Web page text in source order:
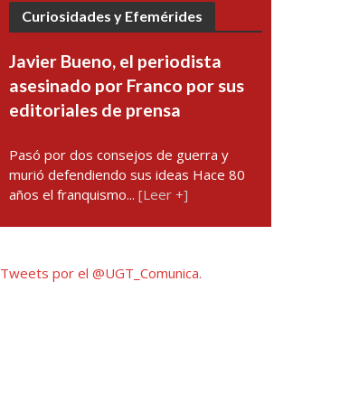
Curiosidades y Efemérides
Javier Bueno, el periodista
asesinado por Franco por sus
editoriales de prensa
Pasó por dos consejos de guerra y
murió defendiendo sus ideas Hace 80
años el franquismo...[Leer +]
Tweets por el @UGT_Comunica.